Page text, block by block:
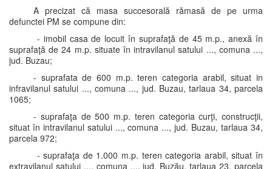
A precizat că masa succesorală rămasă de pe urma
defunctei PM se compune din:
- imobil casa de locuit în suprafaţă de 45 m.p., anexă în
suprafaţă de 24 m.p. situate în intravilanul satului ..., comuna ...,
jud. Buzau;
- suprafata de 600 m.p. teren categoria arabil, situat in
infravilanul satului ..., comuna ..., jud. Buzau, tarlaua 34, parcela
1065;
- suprafaţa de 500 m.p. teren categoria curţi, construcţii,
situat în intravilanul satului ..., comuna ..., jud. Buzau, tarlaua 34,
parcela 972;
- suprafaţa de 1.000 m.p. teren categoria arabil, situat în
extravilanul satului ..., comuna ..., jud. Buzău, tarlaua 23, parcela